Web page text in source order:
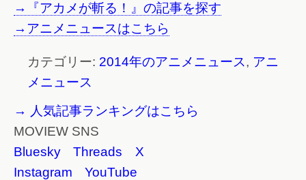
→『アカメが斬る！』の記事を探す
→アニメニュースはこちら
カテゴリー: 2014年のアニメニュース, アニ
メニュース
→ 人気記事ランキングはこちら
MOVIEW SNS
Bluesky
Threads
X
Instagram
YouTube